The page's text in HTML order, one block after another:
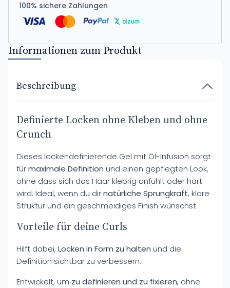
100% sichere Zahlungen
Informationen zum Produkt
Beschreibung
Definierte Locken ohne Kleben und ohne
Crunch
Dieses lockendefinierende Gel mit Öl-Infusion sorgt
fürmaximale Definition und einen gepflegten Look,
ohne dass sich das Haar klebrig anfühlt oder hart
wird. Ideal, wenn du dirnatürliche Sprungkraft, klare
Struktur und ein geschmeidiges Finish wünschst.
Vorteile für deine Curls
Hilft dabei, Locken in Form zu halten und die
Definition sichtbar zu verbessern.
Entwickelt, um zu definieren und zu fixieren, ohne